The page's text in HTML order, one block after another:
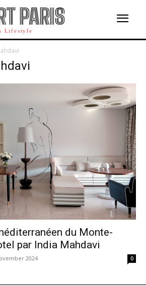
PARIS
Lifestyle
du Monte-
par India Mahdavi
2024 0